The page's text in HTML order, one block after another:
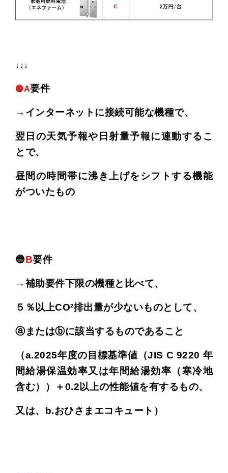
↓↓↓
🔵A要件
→ インターネットに接続可能な機種で、
翌日の天気予報や日射量予報に連動するこ
とで、
昼間の時間帯に沸き上げをシフトする機能
がついたもの
🔵B要件
→補助要件下限の機種と比べて、
５％以上CO²排出量が少ないものとして、
ⓐまたはⓑに該当するものであること
（a.2025年度の目標基準値 （JIS C 9220 年
間給湯保温効率又は年間給湯効率（寒冷地
含む））
＋0.2以上の性能値を有するもの、
又は、b.おひさまエコキュート）